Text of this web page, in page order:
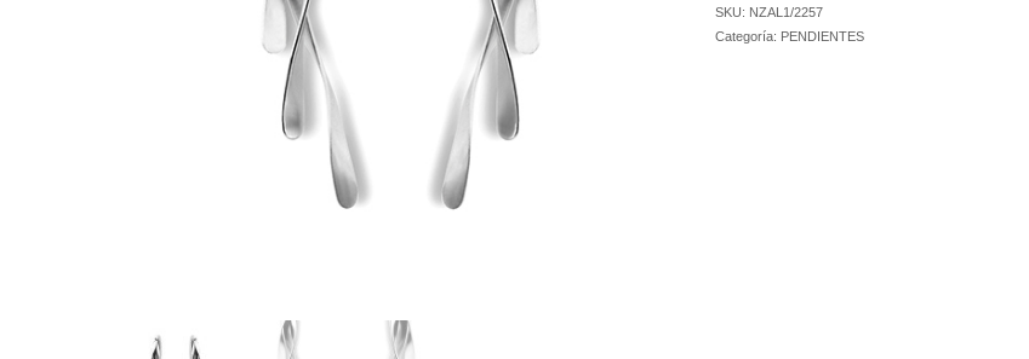
SKU: NZAL1/2257
Categoría: PENDIENTES